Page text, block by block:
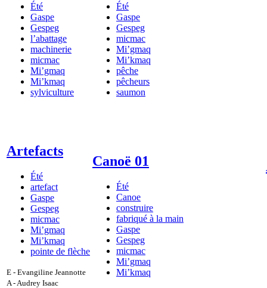
Été
Gaspe
Gespeg
l’abattage
machinerie
micmac
Mi’gmaq
Mi’kmaq
sylviculture
Été
Gaspe
Gespeg
micmac
Mi’gmaq
Mi’kmaq
pêche
pêcheurs
saumon
Artefacts
Été
artefact
Gaspe
Gespeg
micmac
Mi’gmaq
Mi’kmaq
pointe de flèche
E - Evangiline Jeannotte
A - Audrey Isaac
Canoë 01
Été
Canoe
construire
fabriqué à la main
Gaspe
Gespeg
micmac
Mi’gmaq
Mi’kmaq